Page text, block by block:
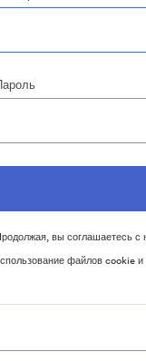
вы соглашаетесь
файлов cookie и